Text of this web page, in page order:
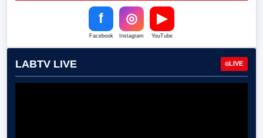
f
Facebook
◎
Instagram
▶
YouTube
LABTV LIVE LIVE